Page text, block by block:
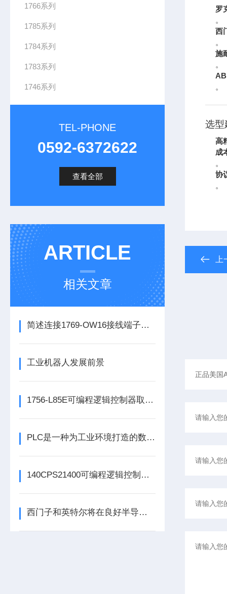
1766系列
1785系列
1784系列
1783系列
1746系列
TEL-PHONE
0592-6372622
查看全部
ARTICLE
相关文章
简述连接1769-OW16接线端子所需要注意的事项
工业机器人发展前景
1756-L85E可编程逻辑控制器取代了传统的继电器控制系统
PLC是一种为工业环境打造的数字运算电子装置
140CPS21400可编程逻辑控制器的常见问题解决方法分享
西门子和英特尔将在良好半导体制造领域展开合作
罗
。
西
。
施
。
。
选型
高
成
。
协
。